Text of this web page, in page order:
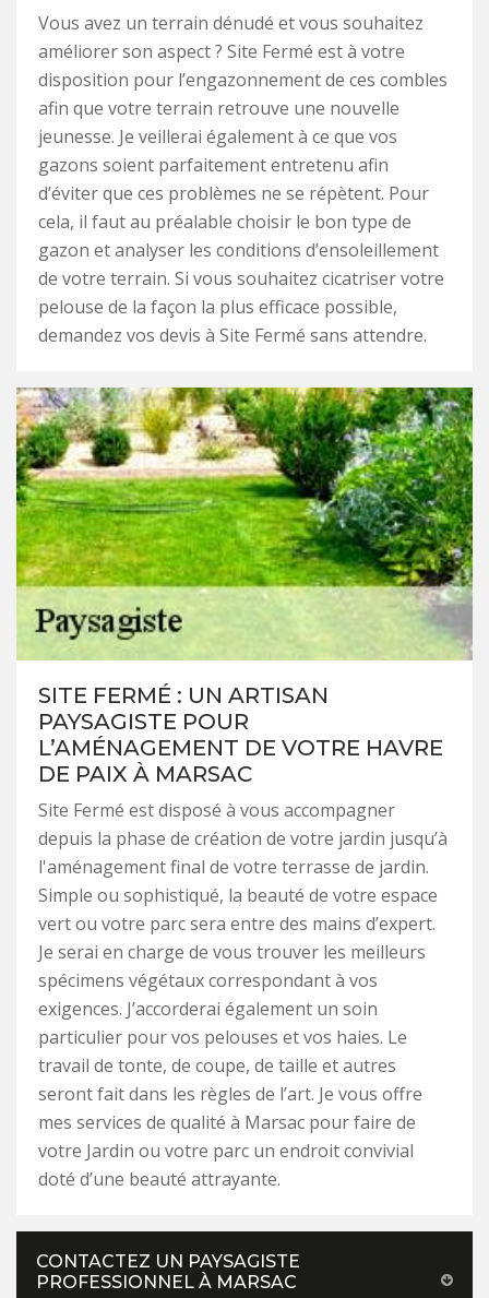
Vous avez un terrain dénudé et vous souhaitez
améliorer son aspect ? Site Fermé est à votre
disposition pour l’engazonnement de ces combles
afin que votre terrain retrouve une nouvelle
jeunesse. Je veillerai également à ce que vos
gazons soient parfaitement entretenu afin
d’éviter que ces problèmes ne se répètent. Pour
cela, il faut au préalable choisir le bon type de
gazon et analyser les conditions d’ensoleillement
de votre terrain. Si vous souhaitez cicatriser votre
pelouse de la façon la plus efficace possible,
demandez vos devis à Site Fermé sans attendre.
SITE FERMÉ : UN ARTISAN
PAYSAGISTE POUR
L’AMÉNAGEMENT DE VOTRE HAVRE
DE PAIX À MARSAC
Site Fermé est disposé à vous accompagner
depuis la phase de création de votre jardin jusqu’à
l'aménagement final de votre terrasse de jardin.
Simple ou sophistiqué, la beauté de votre espace
vert ou votre parc sera entre des mains d’expert.
Je serai en charge de vous trouver les meilleurs
spécimens végétaux correspondant à vos
exigences. J’accorderai également un soin
particulier pour vos pelouses et vos haies. Le
travail de tonte, de coupe, de taille et autres
seront fait dans les règles de l’art. Je vous offre
mes services de qualité à Marsac pour faire de
votre Jardin ou votre parc un endroit convivial
doté d’une beauté attrayante.
CONTACTEZ UN PAYSAGISTE
PROFESSIONNEL À MARSAC